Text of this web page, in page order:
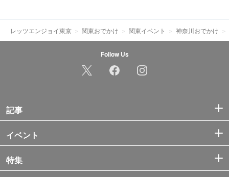
レッツエンジョイ東京 関東おでかけ 関東イベント 神奈川おでかけ
Follow Us
記事
イベント
特集